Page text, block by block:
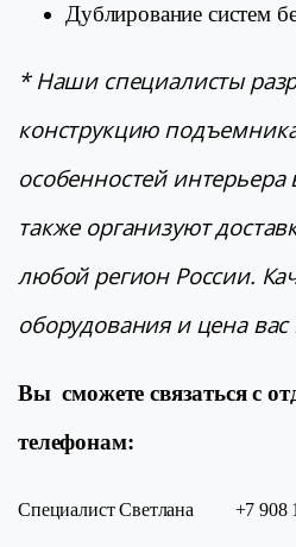
Дублирование систем
* Наши специалисты
конструкцию
особенностей
также организуют
любой регион России.
оборудования и цена
Вы сможете связаться с
телефонам:
Специалист Светлана +7 908